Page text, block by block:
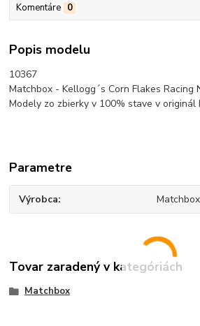
Komentáre 0
Popis modelu
10367
Matchbox - Kellogg´s Corn Flakes Racing
Modely zo zbierky v 100% stave v originál
Parametre
Výrobca Matchbox
Tovar zaradený v kategóriách
Matchbox